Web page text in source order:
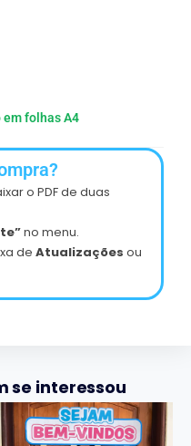
em folhas A4
o PDF de duas
no menu.
de Atualizações ou
se interessou